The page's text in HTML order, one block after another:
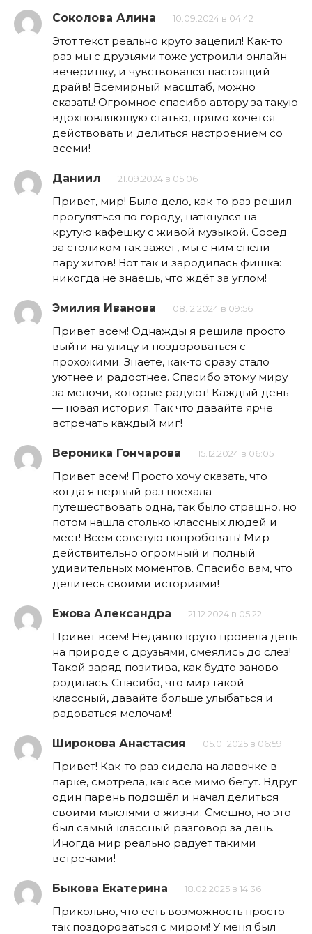
Соколова Алина 10.09.2024 в 04:42
Этот текст реально круто зацепил! Как-то
раз мы с друзьями тоже устроили онлайн-
вечеринку, и чувствовался настоящий
драйв! Всемирный масштаб, можно
сказать! Огромное спасибо автору за такую
вдохновляющую статью, прямо хочется
действовать и делиться настроением со
всеми!
Даниил 21.09.2024 в 05:06
Привет, мир! Было дело, как-то раз решил
прогуляться по городу, наткнулся на
крутую кафешку с живой музыкой. Сосед
за столиком так зажег, мы с ним спели
пару хитов! Вот так и зародилась фишка:
никогда не знаешь, что ждёт за углом!
Эмилия Иванова 08.12.2024 в 09:56
Привет всем! Однажды я решила просто
выйти на улицу и поздороваться с
прохожими. Знаете, как-то сразу стало
уютнее и радостнее. Спасибо этому миру
за мелочи, которые радуют! Каждый день
— новая история. Так что давайте ярче
встречать каждый миг!
Вероника Гончарова 15.12.2024 в 06:05
Привет всем! Просто хочу сказать, что
когда я первый раз поехала
путешествовать одна, так было страшно, но
потом нашла столько классных людей и
мест! Всем советую попробовать! Мир
действительно огромный и полный
удивительных моментов. Спасибо вам, что
делитесь своими историями!
Ежова Александра 21.12.2024 в 05:22
Привет всем! Недавно круто провела день
на природе с друзьями, смеялись до слез!
Такой заряд позитива, как будто заново
родилась. Спасибо, что мир такой
классный, давайте больше улыбаться и
радоваться мелочам!
Широкова Анастасия 05.01.2025 в 06:59
Привет! Как-то раз сидела на лавочке в
парке, смотрела, как все мимо бегут. Вдруг
один парень подошёл и начал делиться
своими мыслями о жизни. Смешно, но это
был самый классный разговор за день.
Иногда мир реально радует такими
встречами!
Быкова Екатерина 18.02.2025 в 14:36
Прикольно, что есть возможность просто
так поздороваться с миром! У меня был